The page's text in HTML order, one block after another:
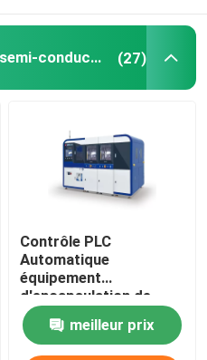
machines de moulage à semi-conducteurs (27)
Contrôle PLC
Automatique
équipement
d'encapsulation de
semi-conducteurs
meilleur prix